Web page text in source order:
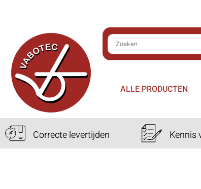
ALLE PRODUCTEN
Correcte levertijden Kennis